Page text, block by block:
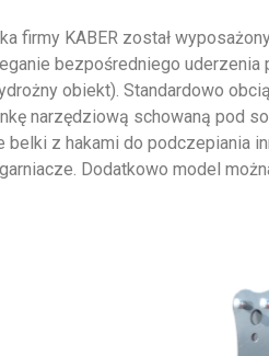
firmy KABER został
bezpośredniego
obiekt). Standardowo
narzędziową schowaną pod
z hakami do podczepiania
Dodatkowo model